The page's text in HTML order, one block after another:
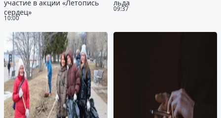
10:00
участие в акции «Летопись
сердец»
09:37
льда